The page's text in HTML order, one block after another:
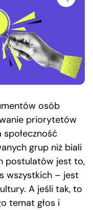
osób
priorytetów
grup niż biali
postulatów jest to,
wszystkich – jest
A jeśli tak, to
temat głos i